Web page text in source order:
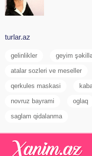
turlar.az
gelinlikler geyim
atalar sozleri ve meseller
qerkules maskasi
novruz bayrami oglaq
saglam qidalanma